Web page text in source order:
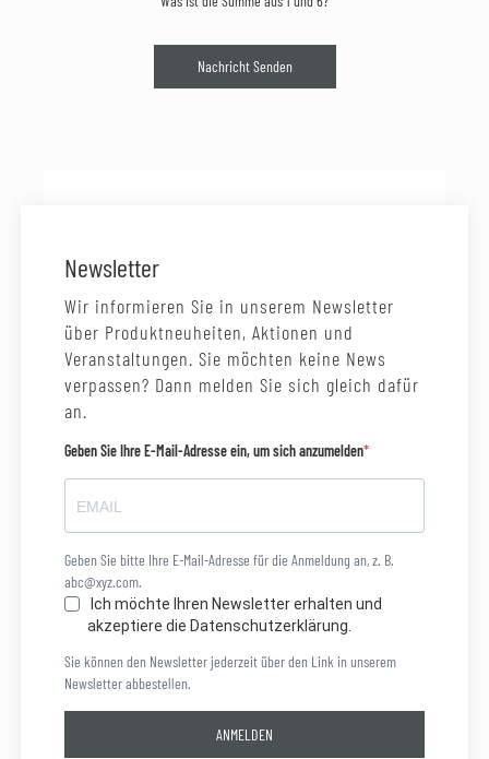
Nachricht Senden
Newsletter
Wir informieren Sie in unserem Newsletter
über Produktneuheiten, Aktionen und
Veranstaltungen. Sie möchten keine News
verpassen? Dann melden Sie sich gleich dafür
an.
Geben Sie Ihre E-Mail-Adresse ein, um sich anzumelden
Geben Sie bitte Ihre E-Mail-Adresse für die Anmeldung an, z. B.
abc@xyz.com.
Ich möchte Ihren Newsletter erhalten und
akzeptiere die Datenschutzerklärung.
Sie können den Newsletter jederzeit über den Link in unserem
Newsletter abbestellen.
ANMELDEN